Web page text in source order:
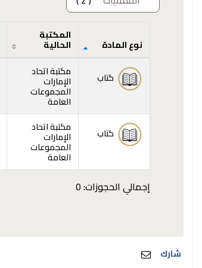
المقتنيات
نوع المادة
المكتبة
الحالية
كتاب مكتبة اتحاد
الإمارات
المجموعات
العامة
كتاب مكتبة اتحاد
الإمارات
المجموعات
العامة
إجمالي الحجوزات: 0
شارك